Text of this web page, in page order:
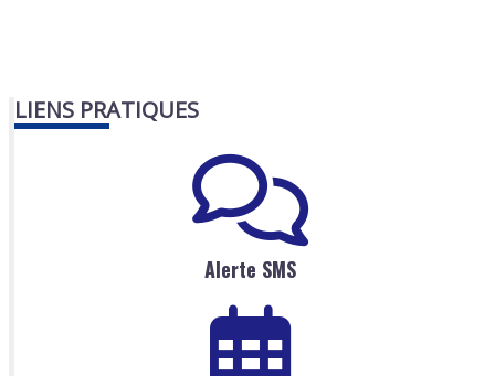
LIENS PRATIQUES
Alerte SMS